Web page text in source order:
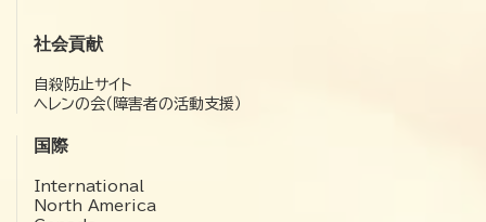
社会貢献
自殺防止サイト
ヘレンの会（障害者の活動支援）
国際
International
North America